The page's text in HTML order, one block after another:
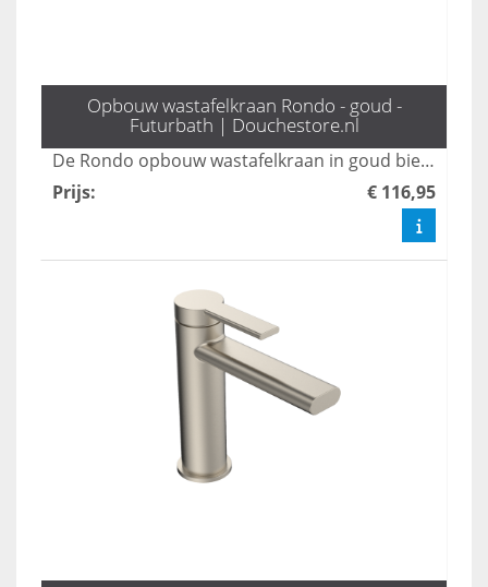
Opbouw wastafelkraan Rondo - goud -
Futurbath | Douchestore.nl
De Rondo opbouw wastafelkraan in goud biedt een stijlvol design dat elegantie toevoegt aan elke badkamer. Met een hoogte van 16 cm is deze kraan niet alleen praktisch, maar ook een statement piece dat moderne esthetiek combineert met functionaliteit. Transformeer uw wastafel met deze luxe toevoeging en geniet van een verfijnde uitstraling.
Prijs: € 116,95